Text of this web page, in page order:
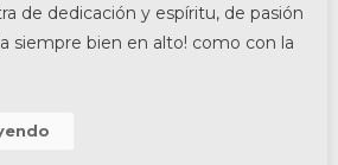
de dedicación y espíritu, de pasión
siempre bien en alto! como con la